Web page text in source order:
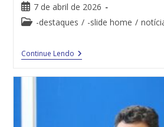
7 de abril de 2026
-destaques / -slide home /
Continue Lendo